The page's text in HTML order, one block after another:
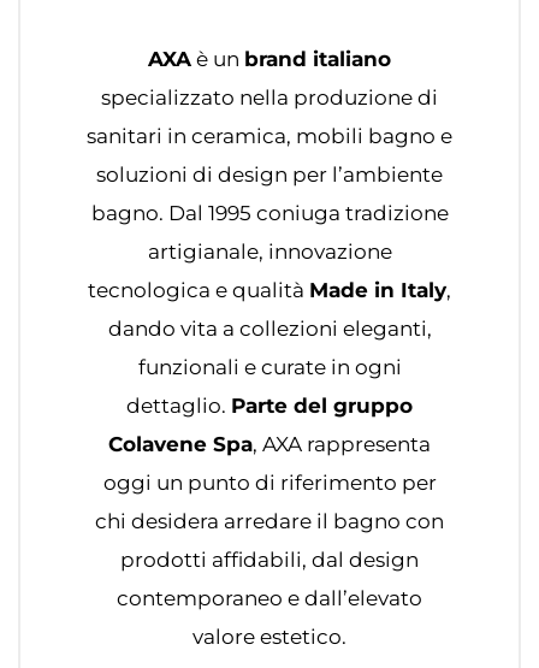
AXA è un brand italiano
specializzato nella produzione di
sanitari in ceramica, mobili bagno e
soluzioni di design per l’ambiente
bagno. Dal 1995 coniuga tradizione
artigianale, innovazione
tecnologica e qualità Made in Italy,
dando vita a collezioni eleganti,
funzionali e curate in ogni
dettaglio. Parte del gruppo
Colavene Spa, AXA rappresenta
oggi un punto di riferimento per
chi desidera arredare il bagno con
prodotti affidabili, dal design
contemporaneo e dall’elevato
valore estetico.